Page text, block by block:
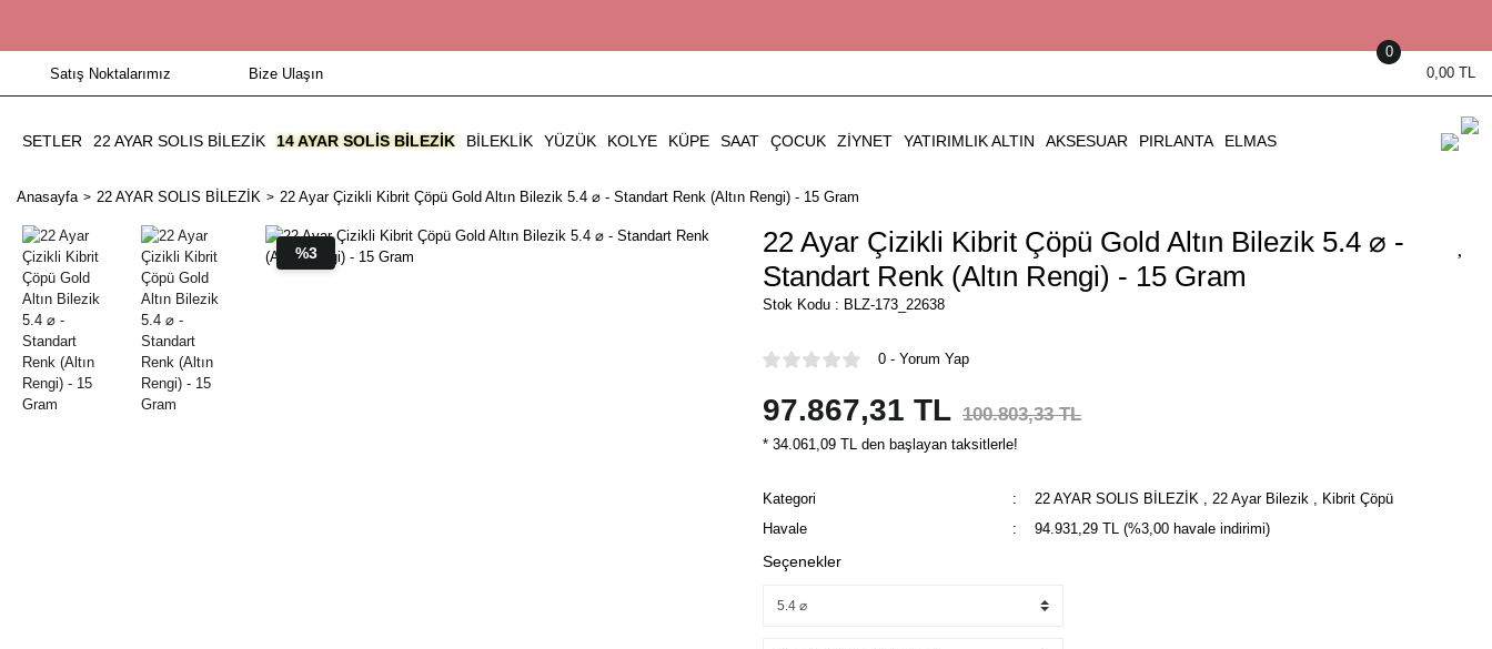
Satış Noktalarımız Bize Ulaşın 0,00 TL
0
SETLER 22 AYAR SOLIS BİLEZİK 14 AYAR SOLIS BILEZIK BILEKLIK YÜZÜK KOLYE KÜPE SAAT ÇOCUK ZIYNET YATIRIMLIK ALTIN AKSESUAR PIRLANTA ELMAS
Anasayfa 22 AYAR SOLIS BİLEZİK 22 Ayar Çizikli Kibrit Çöpü Gold Altın Bilezik 5.4 ⌀ - Standart Renk (Altın Rengi) - 15 Gram
%3
22 Ayar Çizikli Kibrit Çöpü Gold Altın Bilezik 5.4 ⌀ -
Standart Renk (Altın Rengi) - 15 Gram
Stok Kodu : BLZ-173_22638
0 - Yorum Yap
97.867,31 TL 100.803,33 TL
* 34.061,09 TL den başlayan taksitlerle!
Kategori 22 AYAR SOLIS BİLEZİK , 22 Ayar Bilezik , Kibrit Çöpü
Havale
94.931,29 TL (%3,00 havale indirimi)
Seçenekler